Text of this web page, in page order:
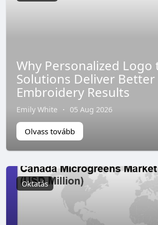
Why Personalized Logo
Solutions Deliver Better
Embroidery Results
Emily White · 05 Aug 2026
Olvass tovább
Oktatás